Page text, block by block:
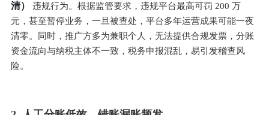
清）
违规行为。根据监管要求，违规平台最高可罚 200 万
元，甚至暂停业务，一旦被查处，平台多年运营成果可能一夜
清零。同时，推广方多为兼职个人，无法提供合规发票，分账
资金流向与纳税主体不一致，税务申报混乱，易引发稽查风
险。